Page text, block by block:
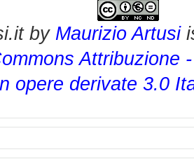
by Maurizio Artusi
Attribuzione
opere derivate 3.0